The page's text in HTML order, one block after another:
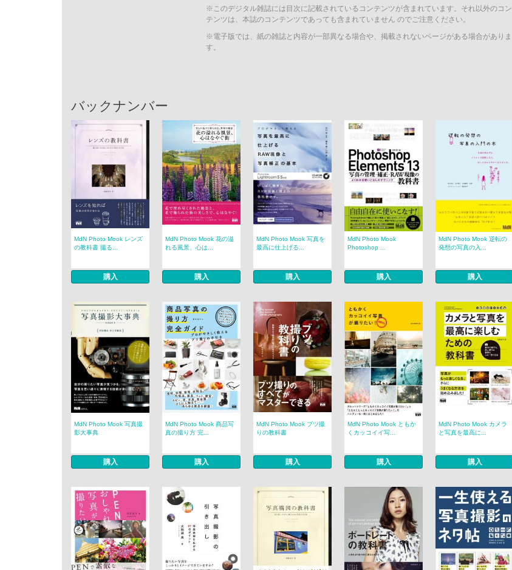
※このデジタル雑誌には目次に記載されているコンテンツが含まれています。それ以外のコン
テンツは、本誌のコンテンツであっても含まれていません のでご注意ください。
※電子版では、紙の雑誌と内容が一部異なる場合や、掲載されないページがある場合がありま
す。
バックナンバー
MdN Photo Mook レンズ
の教科書 撮る...
購入
MdN Photo Mook 花の溢
れる風景、心は...
購入
MdN Photo Mook 写真を
最高に仕上げる...
購入
MdN Photo Mook
Photoshop ...
購入
MdN Photo Mook 逆転の
発想の写真の入...
購入
MdN Photo Mook 写真撮
影大事典
購入
MdN Photo Mook 商品写
真の撮り方 完...
購入
MdN Photo Mook ブツ撮
りの教科書
購入
MdN Photo Mook ともか
くカッコイイ写...
購入
MdN Photo Mook カメラ
と写真を最高に...
購入